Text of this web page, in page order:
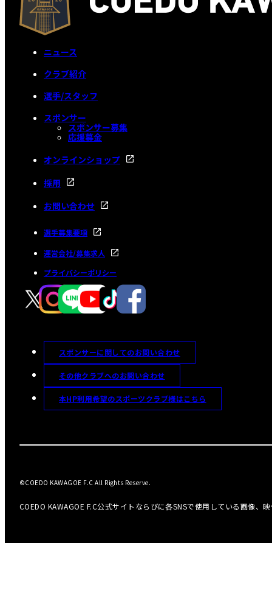
ニュース
クラブ紹介
選手/スタッフ
スポンサー
スポンサー募集
応援募金
オンラインショップ
採用
お問い合わせ
選手募集要項
運営会社/募集求人
プライバシーポリシー
スポンサーに関してのお問い合わせ
その他クラブへのお問い合わせ
本HP利用希望のスポーツクラブ様はこちら
COEDO KAWAGOE F.C公式サイトならびに各SNSで使用している画像、
©COEDO KAWAGOE F.C All Rights Reserve.